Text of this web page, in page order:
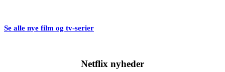
Se alle nye film og tv-serier
Netflix nyheder